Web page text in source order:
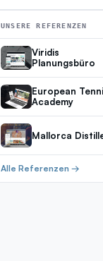
UNSERE REFERENZEN
Viridis
Planungsbüro
European
Academy
Mallorca
Alle Referenzen →